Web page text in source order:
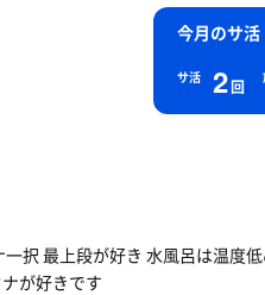
今月のサ活
サ活 2回
択 最上段が好き 水風呂は温度
が好きです